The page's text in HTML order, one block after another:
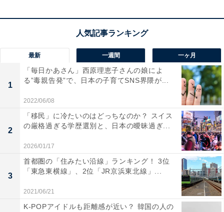
博多駅に到着する九州新幹線「さくら」
◆在来線特急について
最新 一週間 一ヶ月
1
「毎日かあさん」西原理恵子さんの娘によ
る”毒親告発”で、日本の子育てSNS界隈が...
2022/06/08
2
「移民」に冷たいのはどっちなのか？ スイス
の厳格過ぎる学歴選別と、日本の曖昧過ぎ...
2026/01/17
3
首都圏の「住みたい沿線」ランキング！ 3位
「東急東横線」、2位「JR京浜東北線」...
2021/06/21
K-POPアイドルも距離感が近い？ 韓国の人の